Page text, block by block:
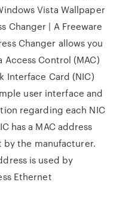
Vista Wallpaper
Changer | A Freeware
Changer allows you
Control (MAC)
Interface Card (NIC)
user interface and
regarding each NIC
has a MAC address
the manufacturer.
is used by
Ethernet